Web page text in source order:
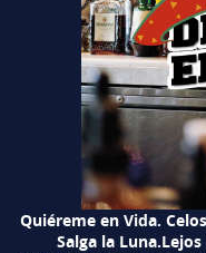
Quiéreme en Vida.
Salga la